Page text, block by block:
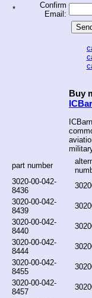
*
Confirm
Email:
Buy
part number
3020-00-042-
8436
3020-00-042-
8439
3020-00-042-
8440
3020-00-042-
8444
3020-00-042-
8455
3020-00-042-
8457